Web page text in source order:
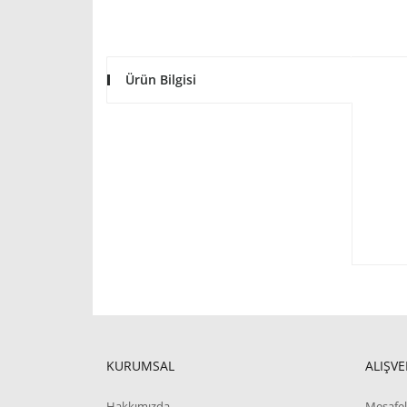
Ürün Bilgisi
KURUMSAL